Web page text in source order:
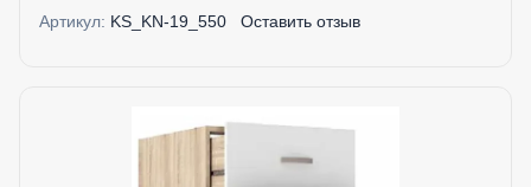
Артикул: KS_KN-19_550 Оставить отзыв